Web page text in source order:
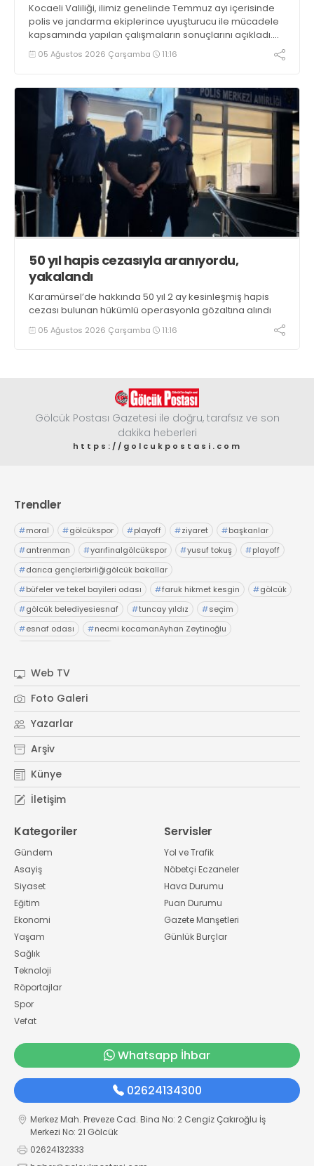
Kocaeli Valiliği, ilimiz genelinde Temmuz ayı içerisinde
polis ve jandarma ekiplerince uyuşturucu ile mücadele
kapsamında yapılan çalışmaların sonuçlarını açıkladı.
Çalışmalar sonucunda uyuşturucu ve uyarıcı madde
kullanan, ticaretini ve sevkiyatını yapan 44 şahıs
05 Ağustos 2026 Çarşamba 11:16
50 yıl hapis cezasıyla aranıyordu,
yakalandı
Karamürsel’de hakkında 50 yıl 2 ay kesinleşmiş hapis
cezası bulunan hükümlü operasyonla gözaltına alındı
05 Ağustos 2026 Çarşamba 11:16
Gölcük Postası Gazetesi ile doğru, tarafsız ve son
dakika heberleri
https://golcukpostasi.com
Trendler
#moral #gölcükspor #playoff #ziyaret #başkanlar
#antrenman #yarıfinalgölcükspor #yusuf tokuş #playoff
#darıca gençlerbirliğigölcük bakallar
#büfeler ve tekel bayileri odası #faruk hikmet kesgin #gölcük
#gölcük belediyesiesnaf #tuncay yıldız #seçim
#esnaf odası #necmi kocamanAyhan Zeytinoğlu
Web TV
Foto Galeri
Yazarlar
Arşiv
Künye
İletişim
Kategoriler
Gündem
Asayiş
Siyaset
Eğitim
Ekonomi
Yaşam
Sağlık
Teknoloji
Röportajlar
Spor
Vefat
Servisler
Yol ve Trafik
Nöbetçi Eczaneler
Hava Durumu
Puan Durumu
Gazete Manşetleri
Günlük Burçlar
Whatsapp İhbar
02624134300
Merkez Mah. Preveze Cad. Bina No: 2 Cengiz Çakıroğlu İş
Merkezi No: 21 Gölcük
02624132333